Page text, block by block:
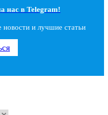
наc в Telegram!
новости и лучшие статьи